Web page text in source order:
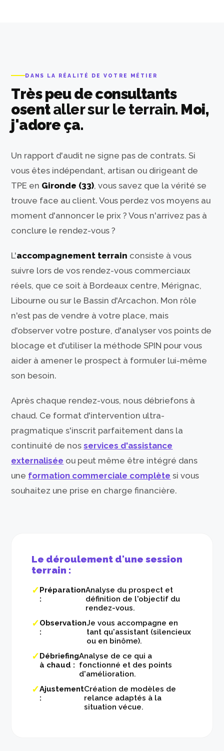
DANS LA RÉALITÉ DE VOTRE MÉTIER
Très peu de consultants
osentaller sur le terrain. Moi,
j'adore ça.
Un rapport d'audit ne signe pas de contrats. Si
vous êtes indépendant, artisan ou dirigeant de
TPE en Gironde (33), vous savez que la vérité se
trouve face au client. Vous perdez vos moyens au
moment d'annoncer le prix ? Vous n'arrivez pas à
conclure le rendez-vous ?
L'accompagnement terrain consiste à vous
suivre lors de vos rendez-vous commerciaux
réels, que ce soit à Bordeaux centre, Mérignac,
Libourne ou sur le Bassin d'Arcachon. Mon rôle
n'est pas de vendre à votre place, mais
d'observer votre posture, d'analyser vos points de
blocage et d'utiliser la méthode SPIN pour vous
aider à amener le prospect à formuler lui-même
son besoin.
Après chaque rendez-vous, nous débriefons à
chaud. Ce format d'intervention ultra-
pragmatique s'inscrit parfaitement dans la
continuité de nosservices d'assistance
externalisée ou peut même être intégré dans
une formation commerciale complète si vous
souhaitez une prise en charge financière.
Le déroulement d'une session
terrain :
Préparation
:
Analyse du prospect et
définition de l'objectif du
rendez-vous.
Observation
:
Je vous accompagne en
tant qu'assistant (silencieux
ou en binôme).
Débriefing
à chaud :
Analyse de ce qui a
fonctionné et des points
d'amélioration.
Ajustement
:
Création de modèles de
relance adaptés à la
situation vécue.